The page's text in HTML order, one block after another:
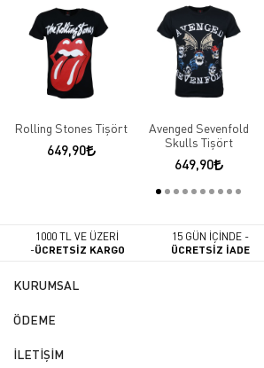
Rolling Stones Tişört
649,90
Avenged Sevenfold
Skulls Tişört
649,90
1000 TL VE ÜZERİ
-ÜCRETSİZ KARGO
15 GÜN İÇİNDE -
ÜCRETSİZ İADE
KURUMSAL
ÖDEME
İLETİŞİM